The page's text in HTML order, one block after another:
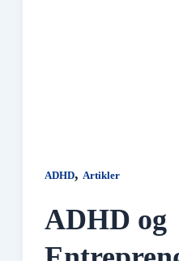
ADHD, Artikler
ADHD og